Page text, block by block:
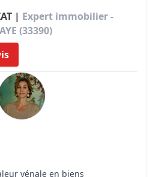
| Expert immobilier -
(33390)
vénale en biens